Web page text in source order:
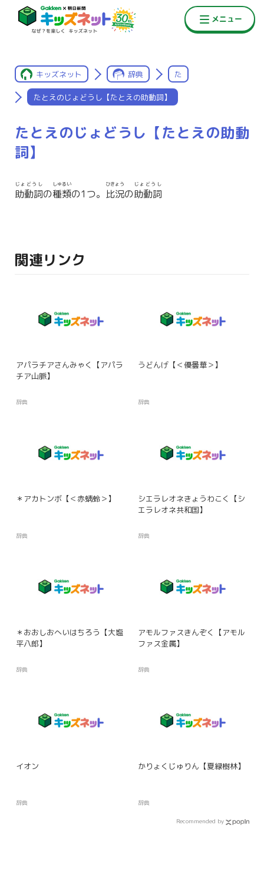
キッズネット 辞典 た
たとえのじょどうし【たとえの助動詞】
たとえのじょどうし【たとえの助動
詞】
助動詞
じょどうし
の種類
しゅるい
の1つ。 比況
ひきょう
の助動詞
じょどうし
関連リンク
アパラチアさんみゃく【アパラ
チア山脈】
辞典
うどんげ【＜優曇華＞】
辞典
＊アカトンボ【＜赤蜻蛉＞】
辞典
シエラレオネきょうわこく【シ
エラレオネ共和国】
辞典
＊おおしおへいはちろう【大塩
平八郎】
辞典
アモルファスきんぞく【アモル
ファス金属】
辞典
イオン
辞典
かりょくじゅりん【夏緑樹林】
辞典
Recommended by